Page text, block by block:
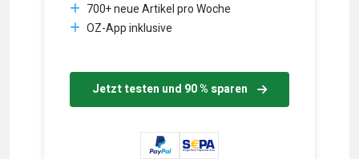
700+ neue Artikel pro Woche
OZ-App inklusive
Jetzt testen und 90 % sparen